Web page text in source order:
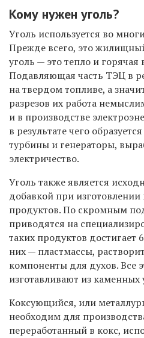
Кому нужен уголь?
Уголь используется во
Прежде всего, это
уголь — это тепло и горячая
Подавляющая часть ТЭЦ в
на твердом топливе, а
разрезов их работа
и в производстве
в результате чего
турбины и генераторы,
электричество.
Уголь также является
добавкой при
продуктов. По скромным
приводятся на
таких продуктов
них — пластмассы,
компоненты для духов. Все
изготавливают из каменных
Коксующийся, или
необходим для
переработанный в кокс,